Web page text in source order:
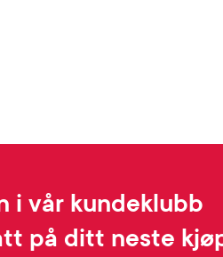
i vår kundeklubb
på ditt neste